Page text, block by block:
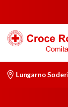
Lungarno